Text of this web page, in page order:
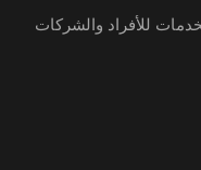
للأفراد والشركات